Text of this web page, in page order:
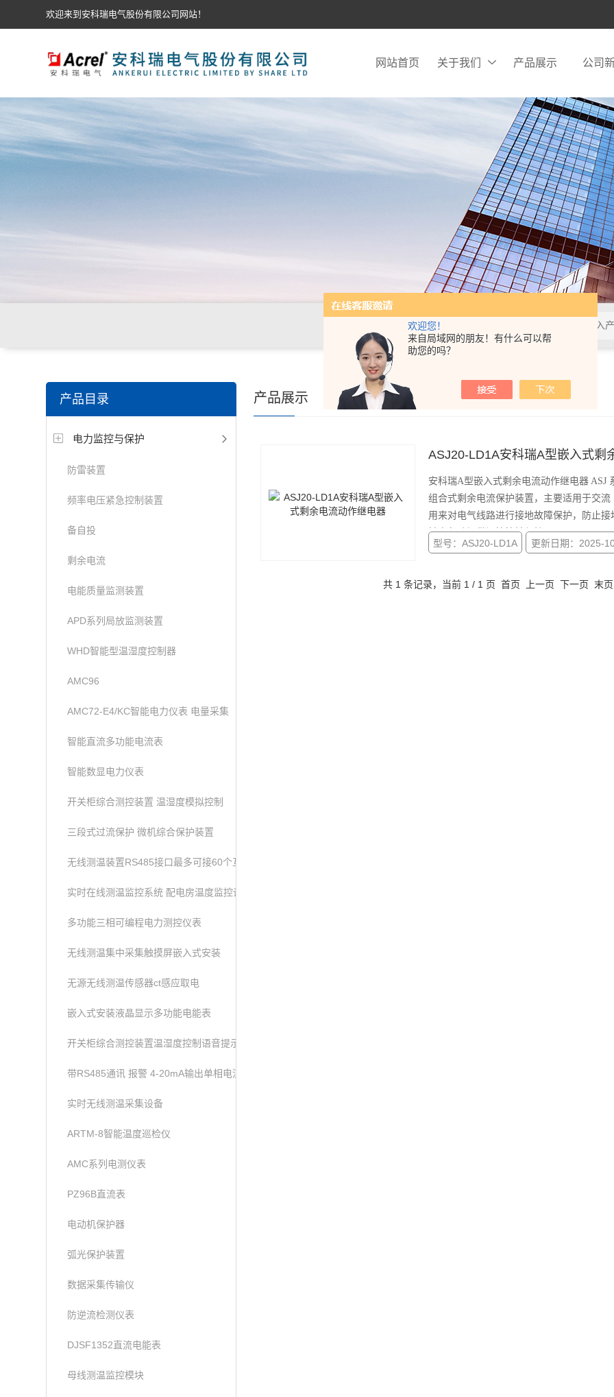
欢迎您！
来自局域网的朋友！有什么可以帮
助您的吗？
欢迎来到安科瑞电气股份有限公司网站！
网站首页 关于我们 产品展示 公司
产品目录
电力监控与保护
防雷装置
频率电压紧急控制装置
备自投
剩余电流
电能质量监测装置
APD系列局放监测装置
WHD智能型温湿度控制器
AMC96
AMC72-E4/KC智能电力仪表 电量采集
智能直流多功能电流表
智能数显电力仪表
开关柜综合测控装置 温湿度模拟控制
三段式过流保护 微机综合保护装置
无线测温装置RS485接口最多可接60个互感器
实时在线测温监控系统 配电房温度监控设备
多功能三相可编程电力测控仪表
无线测温集中采集触摸屏嵌入式安装
无源无线测温传感器ct感应取电
嵌入式安装液晶显示多功能电能表
开关柜综合测控装置温湿度控制语音提示功能
带RS485通讯 报警 4-20mA输出单相电流表
实时无线测温采集设备
ARTM-8智能温度巡检仪
AMC系列电测仪表
PZ96B直流表
电动机保护器
弧光保护装置
数据采集传输仪
防逆流检测仪表
DJSF1352直流电能表
母线测温监控模块
产品展示
ASJ20-LD1A安科瑞A型嵌入式剩
安科瑞A型嵌入式剩余电流动作继电器 ASJ
组合式剩余电流保护装置，主要适用于交
用来对电气线路进行接地故障保护，防止
触电危险提供间接接触保护。
型号：ASJ20-LD1A 更新日期：2025-
共 1 条记录，当前 1 / 1 页 首页 上一页 下一页 末